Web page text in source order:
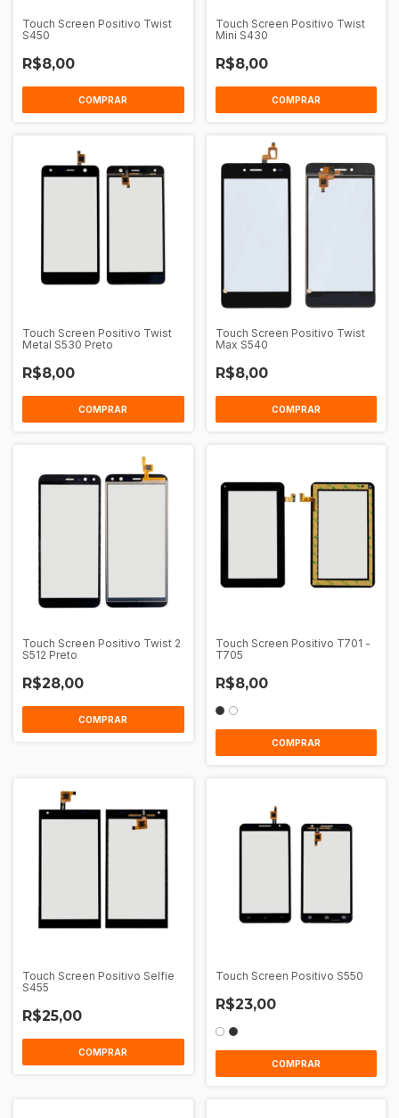
Touch Screen Positivo Twist
S450
R$8,00
COMPRAR
Touch Screen Positivo Twist
Mini S430
R$8,00
COMPRAR
Touch Screen Positivo Twist
Metal S530 Preto
R$8,00
COMPRAR
Touch Screen Positivo Twist
Max S540
R$8,00
COMPRAR
Touch Screen Positivo Twist 2
S512 Preto
R$28,00
COMPRAR
Touch Screen Positivo T701 -
T705
R$8,00
COMPRAR
Touch Screen Positivo Selfie
S455
R$25,00
COMPRAR
Touch Screen Positivo S550
R$23,00
COMPRAR